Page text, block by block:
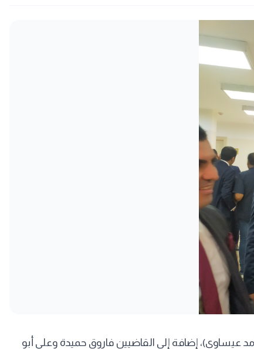
عيساوي)، إضافة إلى القاضيين فاروق حميدة وعلي أبو